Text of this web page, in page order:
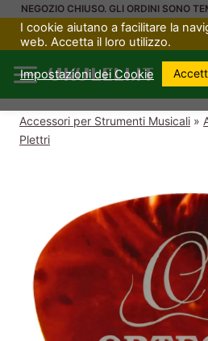
SaltaNEGOZIO CHIUSO. GLI ORDINI SONO
UKULELI.IT
Accessori per Strumenti Musicali »
Plettri
I cookie aiutano a facilitare la
web. Accetta il loro utilizzo.
Impostazioni dei Cookie